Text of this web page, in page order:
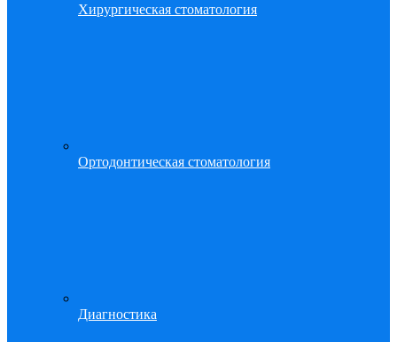
Хирургическая стоматология
Ортодонтическая стоматология
Диагностика